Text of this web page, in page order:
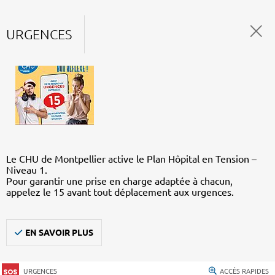
URGENCES
Le CHU de Montpellier active le Plan Hôpital en Tension –
Niveau 1.
Pour garantir une prise en charge adaptée à chacun,
appelez le 15 avant tout déplacement aux urgences.
EN SAVOIR PLUS
URGENCES ACCÈS RAPIDES